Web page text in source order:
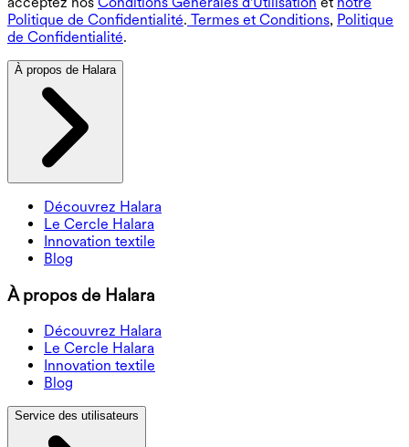
Politique de Confidentialité. Termes et Conditions, Politique
de Confidentialité.
À propos de Halara
Découvrez Halara
Le Cercle Halara
Innovation textile
Blog
À propos de Halara
Découvrez Halara
Le Cercle Halara
Innovation textile
Blog
Service des utilisateurs